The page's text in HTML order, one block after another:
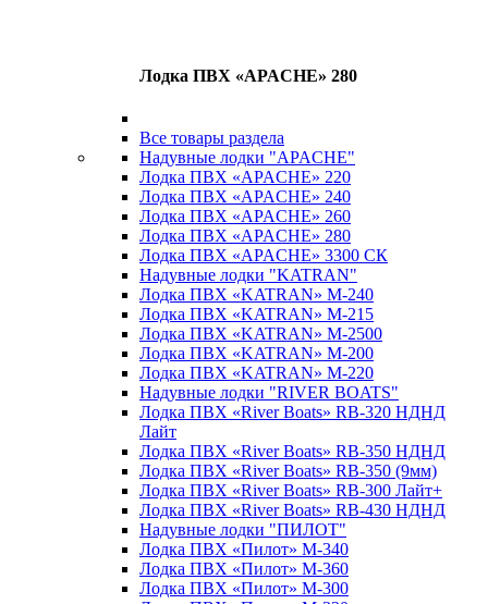
Лодка ПВХ «APACHE» 280
Все товары раздела
Надувные лодки "APACHE"
Лодка ПВХ «APACHE» 220
Лодка ПВХ «APACHE» 240
Лодка ПВХ «APACHE» 260
Лодка ПВХ «APACHE» 280
Лодка ПВХ «APACHE» 3300 СК
Надувные лодки "KATRAN"
Лодка ПВХ «KATRAN» M-240
Лодка ПВХ «KATRAN» M-215
Лодка ПВХ «KATRAN» M-2500
Лодка ПВХ «KATRAN» M-200
Лодка ПВХ «KATRAN» M-220
Надувные лодки "RIVER BOATS"
Лодка ПВХ «River Boats» RB-320 НДНД
Лайт
Лодка ПВХ «River Boats» RB-350 НДНД
Лодка ПВХ «River Boats» RB-350 (9мм)
Лодка ПВХ «River Boats» RB-300 Лайт+
Лодка ПВХ «River Boats» RB-430 НДНД
Надувные лодки "ПИЛОТ"
Лодка ПВХ «Пилот» М-340
Лодка ПВХ «Пилот» М-360
Лодка ПВХ «Пилот» М-300